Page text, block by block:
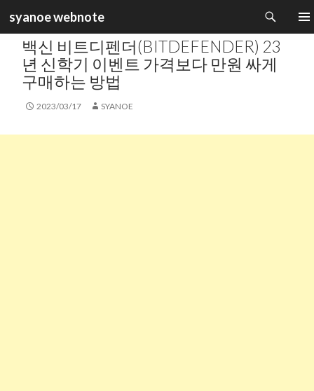
syanoe webnote
색 카테고리 :
백신 비트디펜더(BITDEFENDER) 23
년 신학기 이벤트 가격보다 만원 싸게
구매하는 방법
2023/03/17 SYANOE